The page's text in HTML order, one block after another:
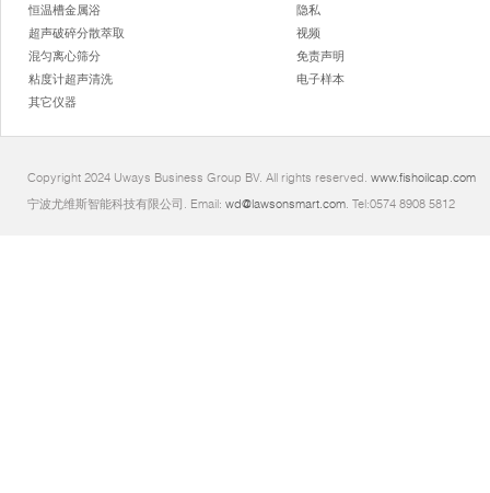
恒温槽金属浴
超声破碎分散萃取
混匀离心筛分
粘度计超声清洗
其它仪器
隐私
视频
免责声明
电子样本
Copyright 2024 Uways Business Group BV. All rights reserved. www.fishoilcap.com
宁波尤维斯智能科技有限公司. Email: wd@lawsonsmart.com . Tel:0574 8908 5812